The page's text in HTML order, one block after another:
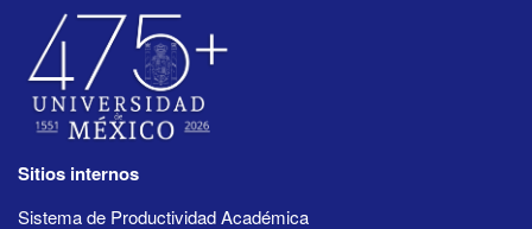
Sitios internos
Sistema de Productividad Académica